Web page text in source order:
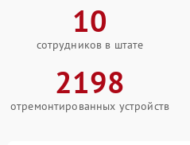
10
сотрудников в штате
2198
отремонтированных устройств